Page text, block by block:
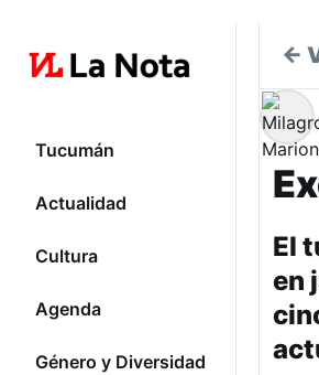
Tucumán
Actualidad
Cultura
Agenda
Género y Diversidad
←
El
en